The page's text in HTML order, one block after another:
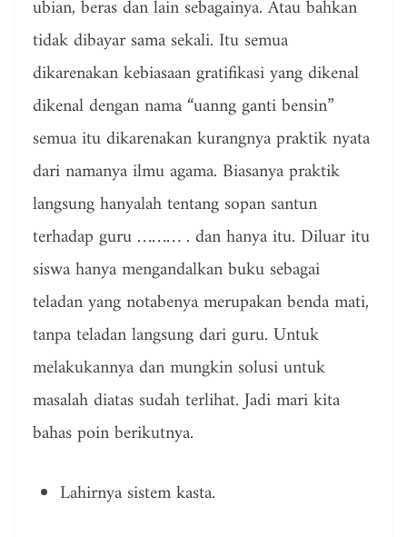
ubian, beras dan lain sebagainya. Atau bahkan
tidak dibayar sama sekali. Itu semua
dikarenakan kebiasaan gratifikasi yang dikenal
dikenal dengan nama “uanng ganti bensin”
semua itu dikarenakan kurangnya praktik nyata
dari namanya ilmu agama. Biasanya praktik
langsung hanyalah tentang sopan santun
terhadap guru ……… . dan hanya itu. Diluar itu
siswa hanya mengandalkan buku sebagai
teladan yang notabenya merupakan benda mati,
tanpa teladan langsung dari guru. Untuk
melakukannya dan mungkin solusi untuk
masalah diatas sudah terlihat. Jadi mari kita
bahas poin berikutnya.
Lahirnya sistem kasta.